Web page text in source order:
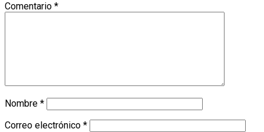
Comentario *
Nombre *
Correo electrónico *